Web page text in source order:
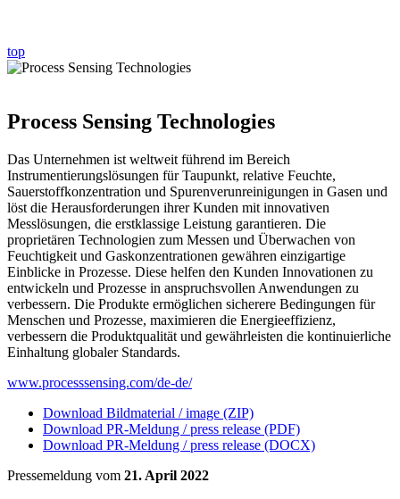
top
Process Sensing Technologies
Das Unternehmen ist weltweit führend im Bereich
Instrumentierungslösungen für Taupunkt, relative Feuchte,
Sauerstoffkonzentration und Spurenverunreinigungen in Gasen und
löst die Herausforderungen ihrer Kunden mit innovativen
Messlösungen, die erstklassige Leistung garantieren. Die
proprietären Technologien zum Messen und Überwachen von
Feuchtigkeit und Gaskonzentrationen gewähren einzigartige
Einblicke in Prozesse. Diese helfen den Kunden Innovationen zu
entwickeln und Prozesse in anspruchsvollen Anwendungen zu
verbessern. Die Produkte ermöglichen sicherere Bedingungen für
Menschen und Prozesse, maximieren die Energieeffizienz,
verbessern die Produktqualität und gewährleisten die kontinuierliche
Einhaltung globaler Standards.
www.processsensing.com/de-de/
Download Bildmaterial / image (ZIP)
Download PR-Meldung / press release (PDF)
Download PR-Meldung / press release (DOCX)
Pressemeldung vom 21. April 2022